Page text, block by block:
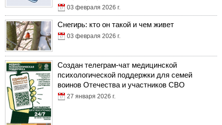
03 февраля 2026 г.
Снегирь: кто он такой и чем живет
03 февраля 2026 г.
Создан телеграм-чат медицинской
психологической поддержки для семей
воинов Отечества и участников СВО
27 января 2026 г.